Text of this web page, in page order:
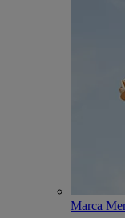
Marca